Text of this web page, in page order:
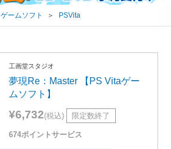
ゲームソフト ＞ PSVita
工画堂スタジオ
夢現Re：Master 【PS Vitaゲー
ムソフト】
¥6,732(税込) 限定数終了
674ポイントサービス